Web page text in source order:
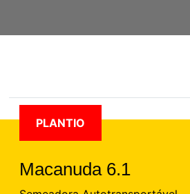
PLANTIO
Macanuda 6.1